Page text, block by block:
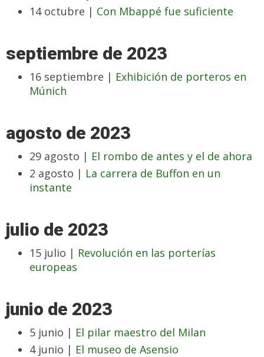
14 octubre | Con Mbappé fue suficiente
septiembre de 2023
16 septiembre | Exhibición de porteros en
Múnich
agosto de 2023
29 agosto | El rombo de antes y el de ahora
2 agosto | La carrera de Buffon en un
instante
julio de 2023
15 julio | Revolución en las porterías
europeas
junio de 2023
5 junio | El pilar maestro del Milan
4 junio | El museo de Asensio